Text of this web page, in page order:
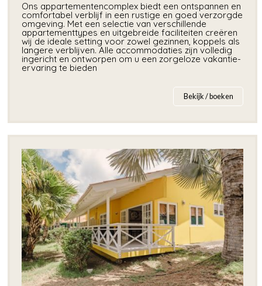
Ons appartementencomplex biedt een ontspannen en
comfortabel verblijf in een rustige en goed verzorgde
omgeving. Met een selectie van verschillende
appartementtypes en uitgebreide faciliteiten creëren
wij de ideale setting voor zowel gezinnen, koppels als
langere verblijven. Alle accommodaties zijn volledig
ingericht en ontworpen om u een zorgeloze vakantie-
ervaring te bieden
Bekijk / boeken